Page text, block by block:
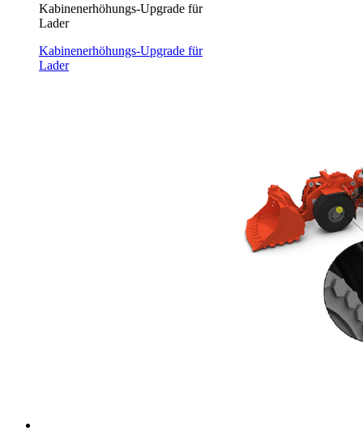
Kabinenerhöhungs-Upgrade für
Lader
Kabinenerhöhungs-Upgrade für
Lader